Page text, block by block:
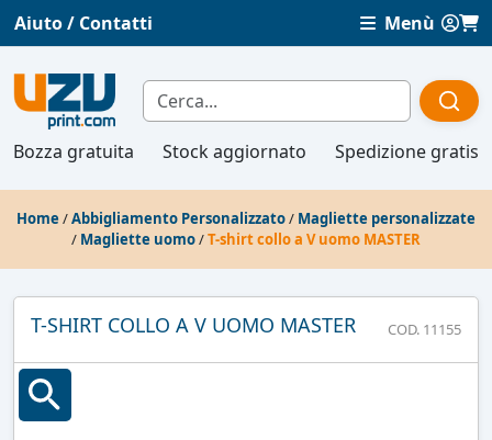
Aiuto / Contatti Menù
Bozza gratuita Stock aggiornato Spedizione gratis
Home /Abbigliamento Personalizzato/ Magliette personalizzate
/ Magliette uomo/T-shirt collo a V uomo MASTER
T-SHIRT COLLO A V UOMO MASTER COD. 11155